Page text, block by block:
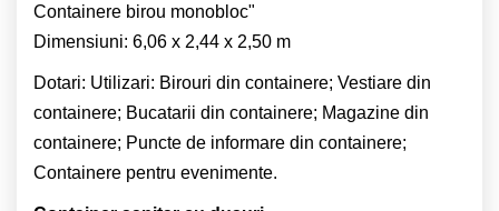
Containere birou monobloc"
Dimensiuni: 6,06 x 2,44 x 2,50 m
Dotari: Utilizari: Birouri din containere; Vestiare din
containere; Bucatarii din containere; Magazine din
containere; Puncte de informare din containere;
Containere pentru evenimente.